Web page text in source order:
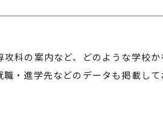
攻科の案内など、どのような学校
職・進学先などのデータも掲載し